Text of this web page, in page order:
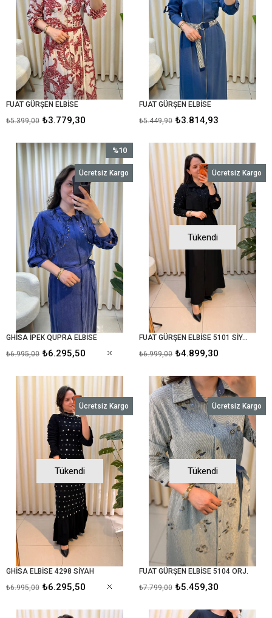
FUAT GÜRŞEN ELBİSE
₺3.779,30
₺5.399,00
FUAT GÜRŞEN ELBİSE
₺3.814,93
₺5.449,90
GHİSA İPEK QUPRA ELBİSE
₺6.295,50
₺6.995,00
%10
İndirim
%10İndirim
Ücretsiz Kargo
Tükendi
FUAT GÜRŞEN ELBİSE 5101 SİYAH
₺4.899,30
₺6.999,00
Ücretsiz Kargo
Tükendi
GHİSA ELBİSE 4298 SİYAH
₺6.295,50
₺6.995,00
Ücretsiz Kargo
Tükendi
FUAT GÜRŞEN ELBİSE 5104 ORJ.
₺5.459,30
₺7.799,00
Ücretsiz Kargo